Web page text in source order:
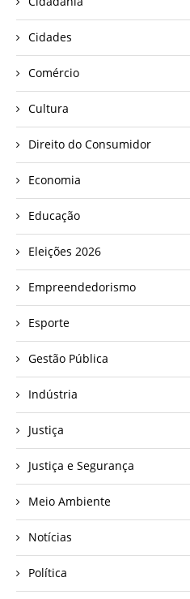
Cidades
Comércio
Cultura
Direito do Consumidor
Economia
Educação
Eleições 2026
Empreendedorismo
Esporte
Gestão Pública
Indústria
Justiça
Justiça e Segurança
Meio Ambiente
Notícias
Política